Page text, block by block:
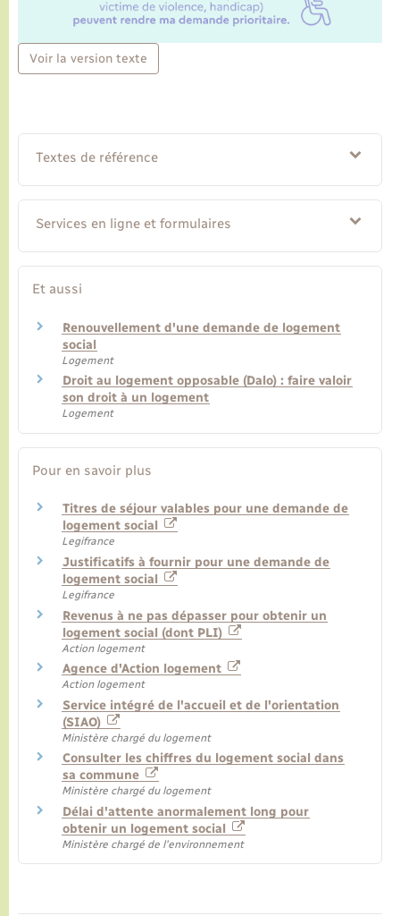
Voir la version texte
Textes de référence
Services en ligne et formulaires
Et aussi
Renouvellement d'une demande de logement
social
Logement
Droit au logement opposable (Dalo) : faire valoir
son droit à un logement
Logement
Pour en savoir plus
Titres de séjour valables pour une demande de
logement social
Legifrance
Justificatifs à fournir pour une demande de
logement social
Legifrance
Revenus à ne pas dépasser pour obtenir un
logement social (dont PLI)
Action logement
Agence d'Action logement
Action logement
Service intégré de l'accueil et de l'orientation
(SIAO)
Ministère chargé du logement
Consulter les chiffres du logement social dans
sa commune
Ministère chargé du logement
Délai d'attente anormalement long pour
obtenir un logement social
Ministère chargé de l'environnement